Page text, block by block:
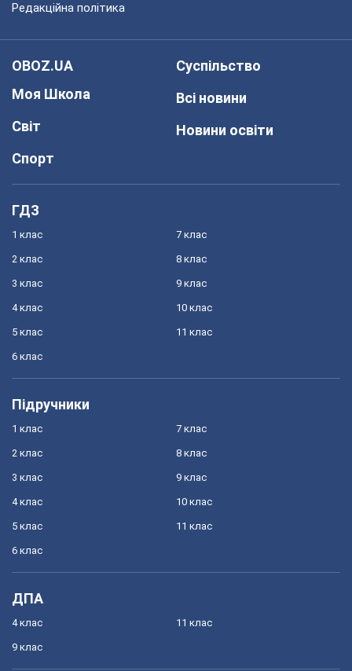
Редакційна політика
OBOZ.UA
Моя Школа
Світ
Спорт
Суспільство
Всі новини
Новини освіти
ГДЗ
1 клас
2 клас
3 клас
4 клас
5 клас
6 клас
7 клас
8 клас
9 клас
10 клас
11 клас
Підручники
1 клас
2 клас
3 клас
4 клас
5 клас
6 клас
7 клас
8 клас
9 клас
10 клас
11 клас
ДПА
4 клас
9 клас
11 клас